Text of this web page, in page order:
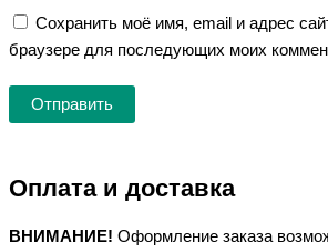
Сохранить моё имя, email и адрес
браузере для последующих моих
Оплата и доставка
ВНИМАНИЕ! Оформление заказа